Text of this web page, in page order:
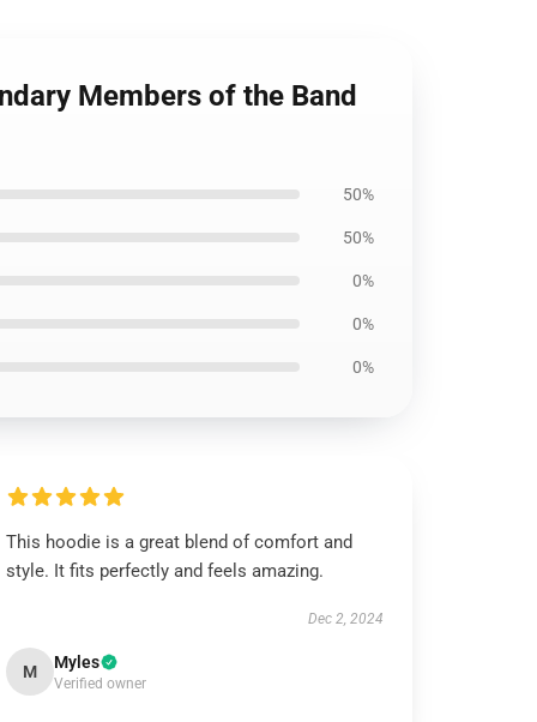
Members of the Band
50%
50%
0%
0%
0%
This hoodie is a great blend of comfort and
style. It fits perfectly and feels amazing.
Dec 2, 2024
M Myles
Verified owner